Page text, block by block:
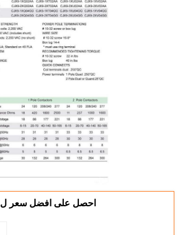
احصل على افضل سعر ل